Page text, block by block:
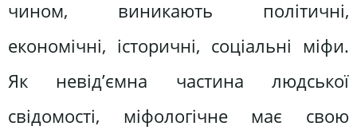
чином, виникають політичні,
економічні, історичні, соціальні міфи.
Як невід’ємна частина людської
свідомості, міфологічне має свою